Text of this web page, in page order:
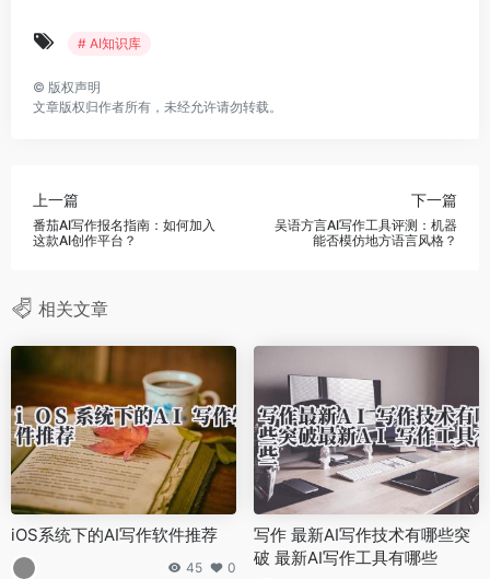
# AI知识库
© 版权声明
文章版权归作者所有，未经允许请勿转载。
上一篇
番茄AI写作报名指南：如何加入
这款AI创作平台？
下一篇
吴语方言AI写作工具评测：机器
能否模仿地方语言风格？
相关文章
iOS系统下的AI写作软件推荐
45 0
写作 最新AI写作技术有哪些突
破 最新AI写作工具有哪些